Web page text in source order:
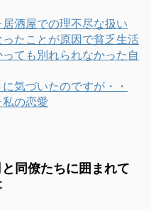
酒屋での理不尽な扱い
たことが原因で貧乏生活
ても別れられなかった自
気づいたのですが・・
の恋愛
同僚たちに囲まれて